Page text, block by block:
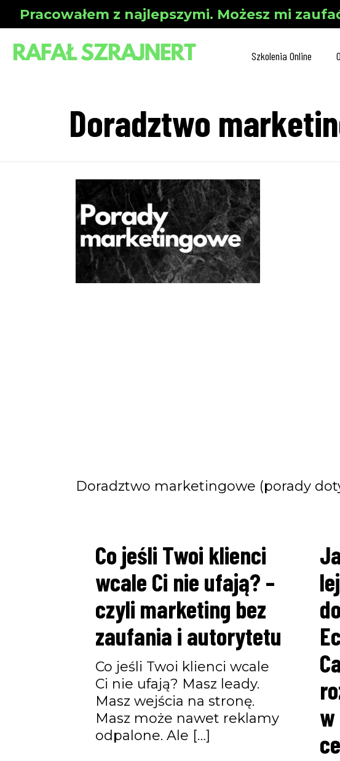
Pracowałem z najlepszymi. Możesz mi
Szkolenia Online
Doradztwo
Doradztwo marketingowe (porady
Co jeśli Twoi klienci
wcale Ci nie ufają? –
czyli marketing bez
zaufania i autorytetu
Co jeśli Twoi klienci wcale
Ci nie ufają? Masz leady.
Masz wejścia na stronę.
Masz może nawet reklamy
odpalone. Ale […]
w